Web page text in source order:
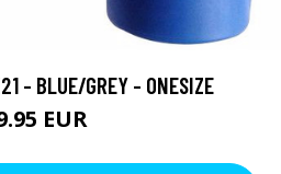
- BLUE/GREY - ONESIZE
EUR